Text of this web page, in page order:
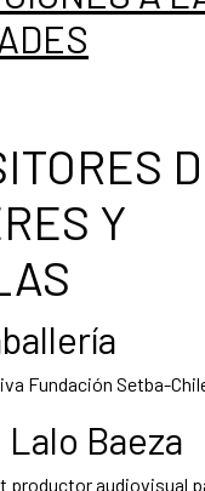
Y
Fundación Setba-
Baeza
productor audiovisual